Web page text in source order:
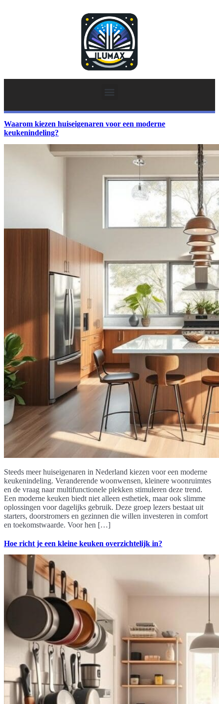
Waarom kiezen huiseigenaren voor een moderne
keukenindeling?
Steeds meer huiseigenaren in Nederland kiezen voor een moderne
keukenindeling. Veranderende woonwensen, kleinere woonruimtes
en de vraag naar multifunctionele plekken stimuleren deze trend.
Een moderne keuken biedt niet alleen esthetiek, maar ook slimme
oplossingen voor dagelijks gebruik. Deze groep lezers bestaat uit
starters, doorstromers en gezinnen die willen investeren in comfort
en toekomstwaarde. Voor hen […]
Hoe richt je een kleine keuken overzichtelijk in?